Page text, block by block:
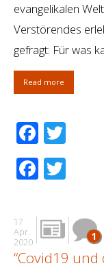
evangelikalen
Verstörendes
gefragt: Für was
Read more
17
Apr.
2020
1
“Covid19